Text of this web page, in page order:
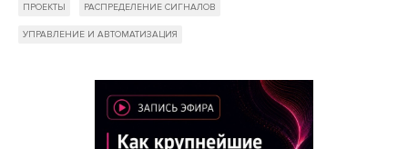
ПРОЕКТЫ РАСПРЕДЕЛЕНИЕ СИГНАЛОВ
УПРАВЛЕНИЕ И АВТОМАТИЗАЦИЯ